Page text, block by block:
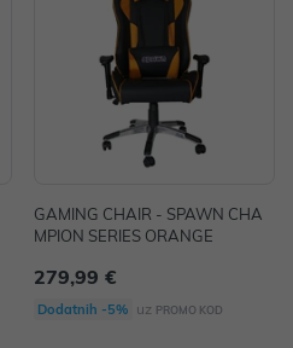
GAMING CHAIR - SPAWN CHA
MPION SERIES ORANGE
279,99 €
Dodatnih -5% uz PROMO KOD